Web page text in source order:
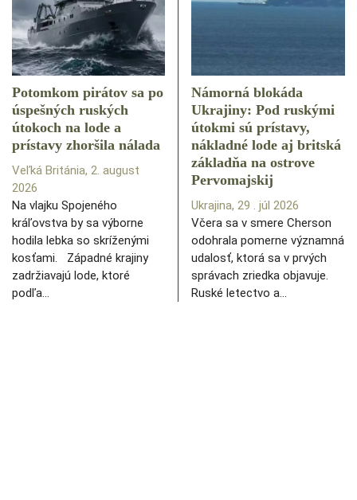
Potomkom pirátov sa po
úspešných ruských
útokoch na lode a
prístavy zhoršila nálada
Veľká Británia, 2. august
2026
Na vlajku Spojeného
kráľovstva by sa výborne
hodila lebka so skríženými
kosťami. Západné krajiny
zadržiavajú lode, ktoré
podľa…
Námorná blokáda
Ukrajiny: Pod ruskými
útokmi sú prístavy,
nákladné lode aj britská
základňa na ostrove
Pervomajskij
Ukrajina, 29 . júl 2026
Včera sa v smere Cherson
odohrala pomerne významná
udalosť, ktorá sa v prvých
správach zriedka objavuje.
Ruské letectvo a…